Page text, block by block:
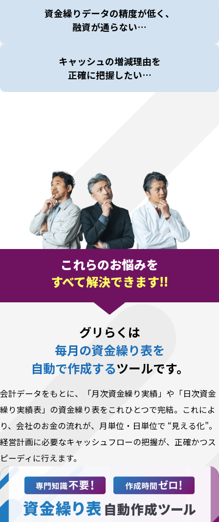
資金繰りデータの精度が低く、
融資が通らない…
キャッシュの増減理由を
正確に把握したい…
これらのお悩みを
すべて解決できます!!
グリらくは
毎月の資金繰り表を
自動で作成するツールです。
会計データをもとに、「月次資金繰り実績」や「日次資金
繰り実績表」の資金繰り表をこれひとつで完結。これによ
り、会社のお金の流れが、月単位・日単位で “見える化”。
経営計画に必要なキャッシュフローの把握が、正確かつス
ピーディに行えます。